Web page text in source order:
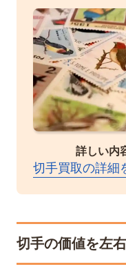
詳しい内
切手買取の詳細
切手の価値を左